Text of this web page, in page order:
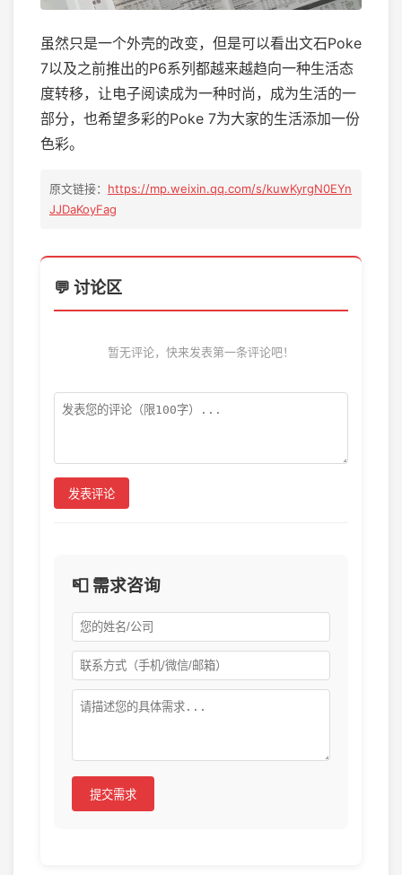
虽然只是一个外壳的改变，但是可以看出文石Poke
7以及之前推出的P6系列都越来越趋向一种生活态
度转移，让电子阅读成为一种时尚，成为生活的一
部分，也希望多彩的Poke 7为大家的生活添加一份
色彩。
原文链接： https://mp.weixin.qq.com/s/kuwKyrgN0EYn
JJDaKoyFag
💬 讨论区
暂无评论，快来发表第一条评论吧！
发表评论
📮 需求咨询
提交需求